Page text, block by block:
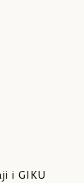
i GIKU